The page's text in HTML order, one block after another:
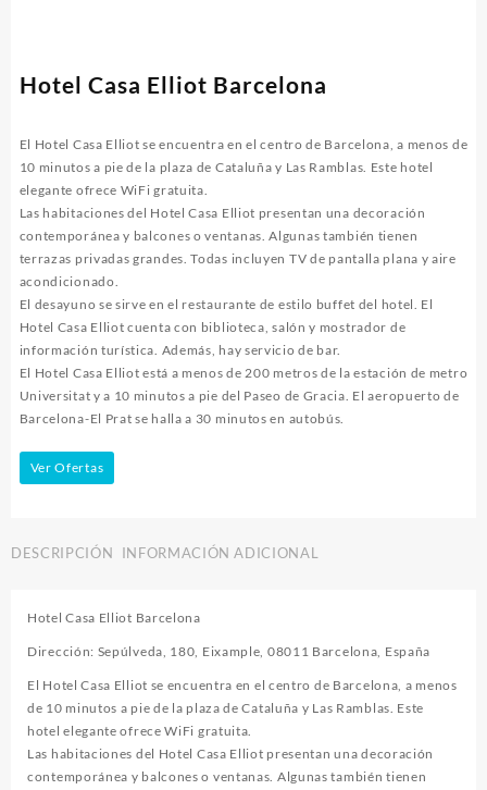
Hotel Casa Elliot Barcelona
El Hotel Casa Elliot se encuentra en el centro de Barcelona, a menos de
10 minutos a pie de la plaza de Cataluña y Las Ramblas. Este hotel
elegante ofrece WiFi gratuita.
Las habitaciones del Hotel Casa Elliot presentan una decoración
contemporánea y balcones o ventanas. Algunas también tienen
terrazas privadas grandes. Todas incluyen TV de pantalla plana y aire
acondicionado.
El desayuno se sirve en el restaurante de estilo buffet del hotel. El
Hotel Casa Elliot cuenta con biblioteca, salón y mostrador de
información turística. Además, hay servicio de bar.
El Hotel Casa Elliot está a menos de 200 metros de la estación de metro
Universitat y a 10 minutos a pie del Paseo de Gracia. El aeropuerto de
Barcelona-El Prat se halla a 30 minutos en autobús.
Ver Ofertas
DESCRIPCIÓN INFORMACIÓN ADICIONAL
Hotel Casa Elliot Barcelona
Dirección: Sepúlveda, 180, Eixample, 08011 Barcelona, España
El Hotel Casa Elliot se encuentra en el centro de Barcelona, a menos
de 10 minutos a pie de la plaza de Cataluña y Las Ramblas. Este
hotel elegante ofrece WiFi gratuita.
Las habitaciones del Hotel Casa Elliot presentan una decoración
contemporánea y balcones o ventanas. Algunas también tienen